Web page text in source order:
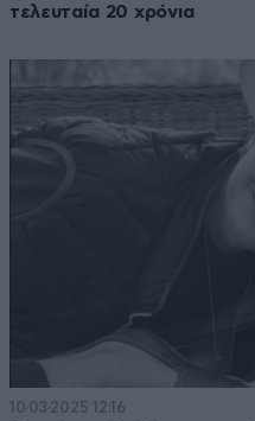
τελευταία 20 χρόνια
10·03·2025 12:16